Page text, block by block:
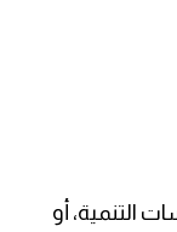
التنمية، أو